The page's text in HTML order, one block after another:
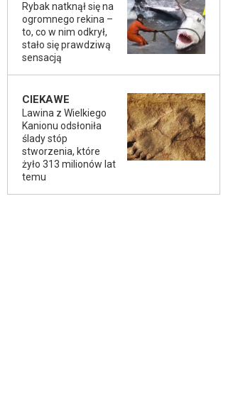
Rybak natknął się na
ogromnego rekina –
to, co w nim odkrył,
stało się prawdziwą
sensacją
CIEKAWE
Lawina z Wielkiego
Kanionu odsłoniła
ślady stóp
stworzenia, które
żyło 313 milionów lat
temu